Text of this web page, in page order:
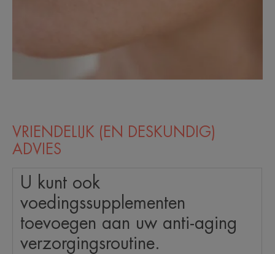
VRIENDELIJK (EN DESKUNDIG)
ADVIES
U kunt ook
voedingssupplementen
toevoegen aan uw anti-aging
verzorgingsroutine.